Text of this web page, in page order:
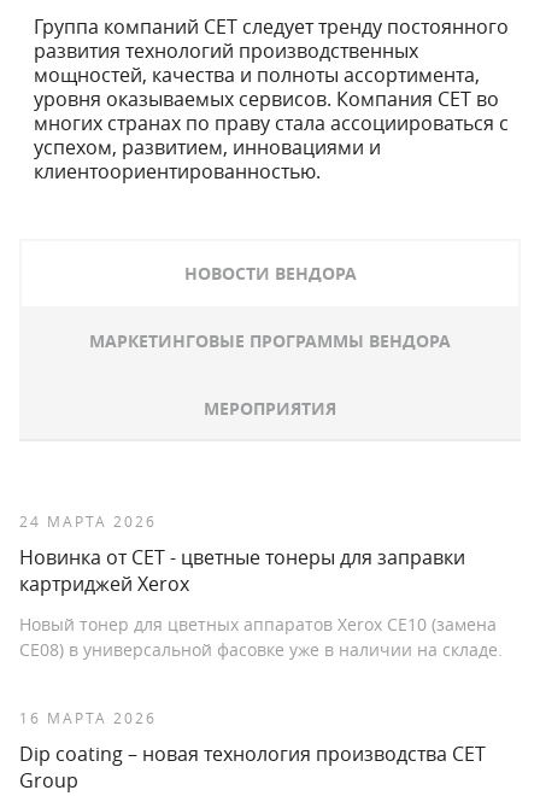
Группа компаний СЕТ следует тренду постоянного
развития технологий производственных
мощностей, качества и полноты ассортимента,
уровня оказываемых сервисов. Компания СЕТ во
многих странах по праву стала ассоциироваться с
успехом, развитием, инновациями и
клиентоориентированностью.
НОВОСТИ ВЕНДОРА
МАРКЕТИНГОВЫЕ ПРОГРАММЫ ВЕНДОРА
МЕРОПРИЯТИЯ
24 МАРТА 2026
Новинка от СЕТ - цветные тонеры для заправки
картриджей Xerox
Новый тонер для цветных аппаратов Xerox CE10 (замена
CE08) в универсальной фасовке уже в наличии на складе.
16 МАРТА 2026
Dip coating – новая технология производства CET
Group